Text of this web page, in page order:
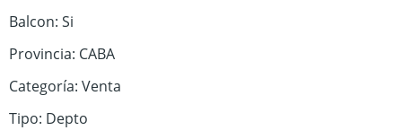
Balcon: Si
Provincia: CABA
Categoría: Venta
Tipo: Depto